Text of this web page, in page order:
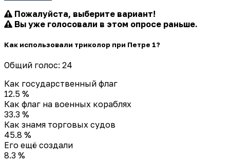
Пожалуйста, выберите вариант!
Вы уже голосовали в этом опросе раньше.
Как использовали триколор при Петре 1?
Общий голос: 24
Как государственный флаг
12.5 %
Как флаг на военных кораблях
33.3 %
Как знамя торговых судов
45.8 %
Его ещё создали
8.3 %